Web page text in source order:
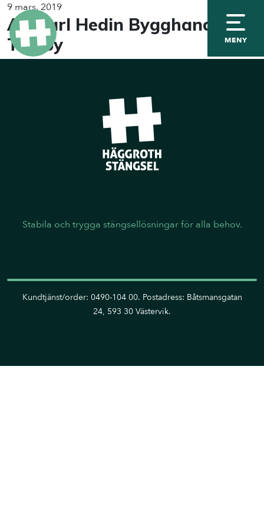
MENY
9 mars, 2019
AB Karl Hedin Bygghandel
Torsby
Stabila och trygga stängsellösningar för alla behov.
Kundtjänst/order: 0490-104 00. Postadress: Båtsmansgatan
24, 593 30 Västervik.